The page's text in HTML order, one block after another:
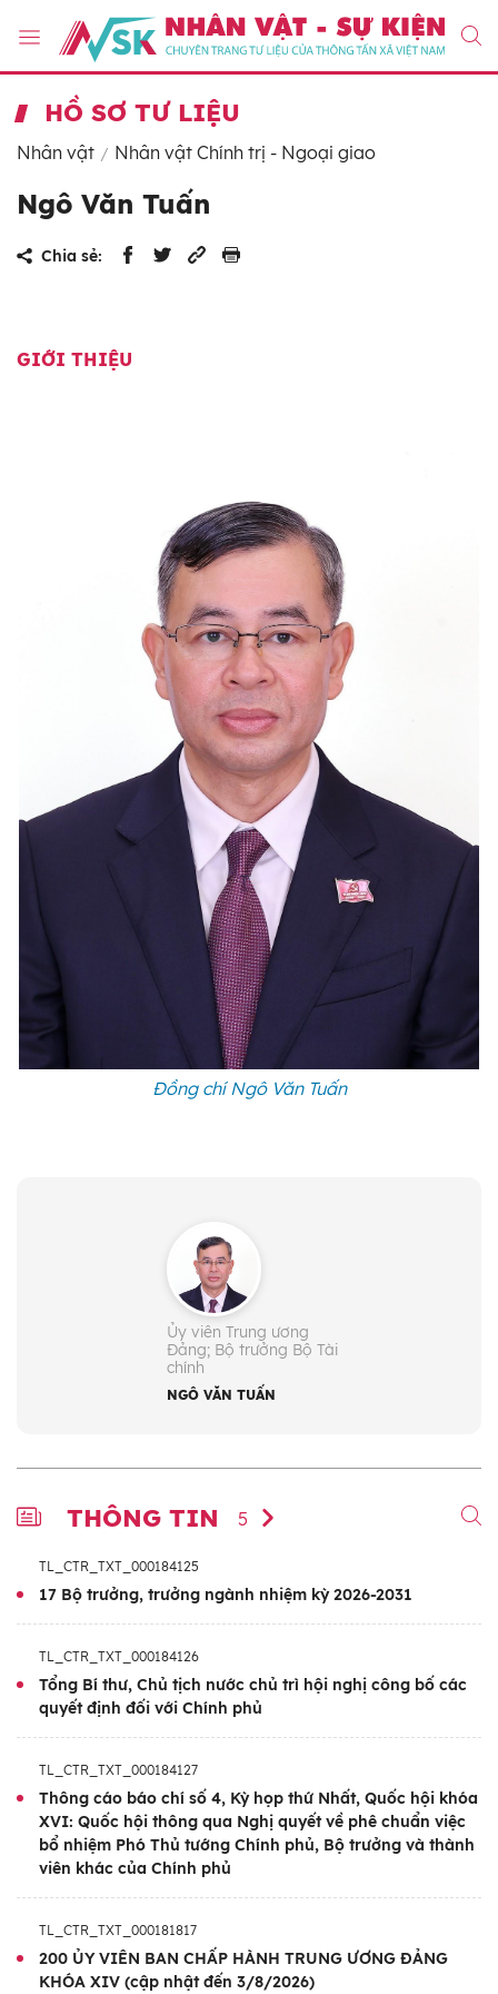
HỒ SƠ TƯ LIỆU
Nhân vật Nhân vật Chính trị - Ngoại giao
Ngô Văn Tuấn
Chia sẻ:
GIỚI THIỆU
Đồng chí Ngô Văn Tuấn
Xã Liên Bão, tỉnh Bắc Ninh
Kinh
- Ủy viên Trung ương Đảng: Khóa
Bảo hiểm xã hội (từ 5/2026)
- Đại biểu Quốc hội: Khóa XV, XVI
Trình độ lý luận chính trị: Cao cấp
Trình độ chuyên môn:
Ngân hàng; Đại học chuyên ngành Tài
chính-Tín dụng
Ủy viên Trung ương
Đảng; Bộ trưởng Bộ Tài
chính
NGÔ VĂN TUẤN
THÔNG TIN 5
TL_CTR_TXT_000184125
17 Bộ trưởng, trưởng ngành nhiệm kỳ 2026-2031
TL_CTR_TXT_000184126
Tổng Bí thư, Chủ tịch nước chủ trì hội nghị công bố các
quyết định đối với Chính phủ
TL_CTR_TXT_000184127
Thông cáo báo chí số 4, Kỳ họp thứ Nhất, Quốc hội khóa
XVI: Quốc hội thông qua Nghị quyết về phê chuẩn việc
bổ nhiệm Phó Thủ tướng Chính phủ, Bộ trưởng và thành
viên khác của Chính phủ
TL_CTR_TXT_000181817
200 ỦY VIÊN BAN CHẤP HÀNH TRUNG ƯƠNG ĐẢNG
KHÓA XIV (cập nhật đến 3/8/2026)